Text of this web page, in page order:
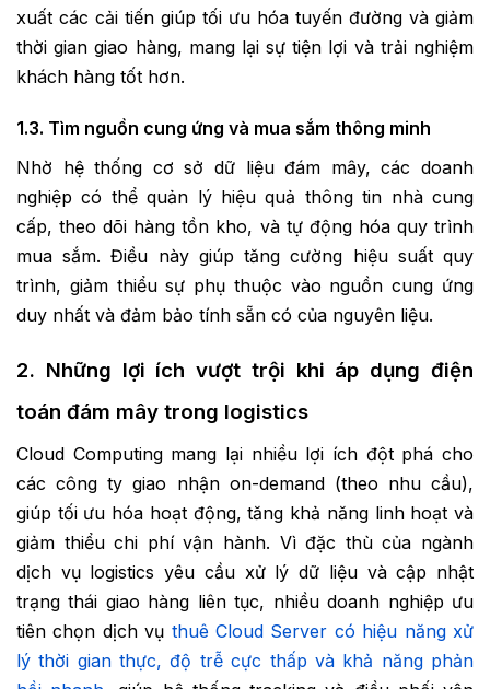
xuất các cải tiến giúp tối ưu hóa tuyến đường và giảm
thời gian giao hàng, mang lại sự tiện lợi và trải nghiệm
khách hàng tốt hơn.
1.3. Tìm nguồn cung ứng và mua sắm thông minh
Nhờ hệ thống cơ sở dữ liệu đám mây, các doanh
nghiệp có thể quản lý hiệu quả thông tin nhà cung
cấp, theo dõi hàng tồn kho, và tự động hóa quy trình
mua sắm. Điều này giúp tăng cường hiệu suất quy
trình, giảm thiểu sự phụ thuộc vào nguồn cung ứng
duy nhất và đảm bảo tính sẵn có của nguyên liệu.
2. Những lợi ích vượt trội khi áp dụng điện
toán đám mây trong logistics
Cloud Computing mang lại nhiều lợi ích đột phá cho
các công ty giao nhận on-demand (theo nhu cầu),
giúp tối ưu hóa hoạt động, tăng khả năng linh hoạt và
giảm thiểu chi phí vận hành. Vì đặc thù của ngành
dịch vụ logistics yêu cầu xử lý dữ liệu và cập nhật
trạng thái giao hàng liên tục, nhiều doanh nghiệp ưu
tiên chọn dịch vụ thuê Cloud Server có hiệu năng xử
lý thời gian thực, độ trễ cực thấp và khả năng phản